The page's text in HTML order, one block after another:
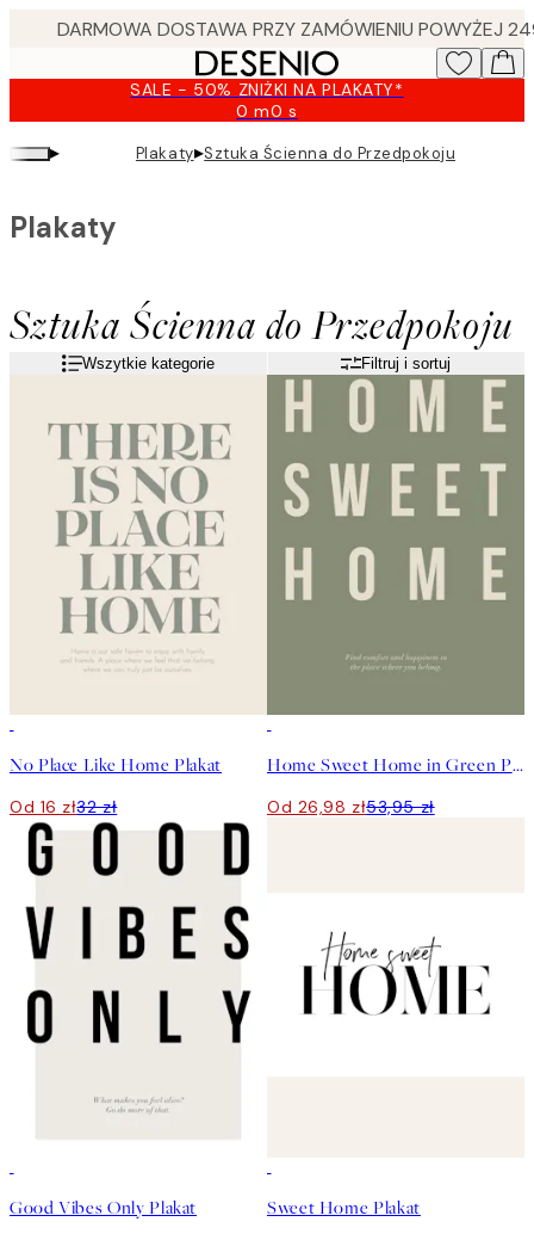
SALE - 50% ZNIŻKI NA PLAKATY*
0 m0 s
Ważny
do:
2026-
▸ Plakaty▸Sztuka Ścienna do Przedpokoju
Sztuka Ścienna do Przedpokoju
Plakaty
Wszytkie kategorie Filtruj i sortuj
No Place Like Home Plakat
Od 16 zł32 zł
Home Sweet Home in Green Plakat
Od 26,98 zł53,95 zł
Good Vibes Only Plakat Sweet Home Plakat